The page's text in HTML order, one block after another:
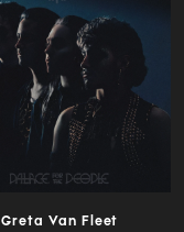
Greta Van Fleet